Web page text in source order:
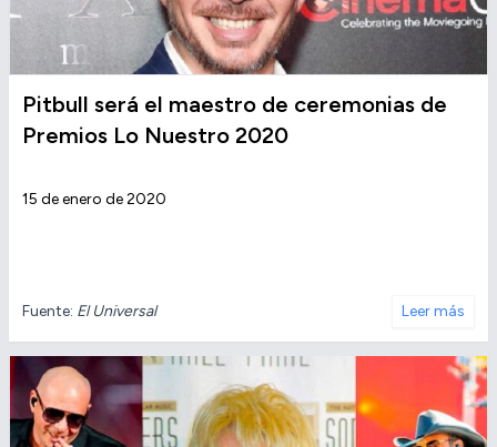
Pitbull será el maestro de ceremonias de
Premios Lo Nuestro 2020
15 de enero de 2020
Fuente: El Universal Leer más